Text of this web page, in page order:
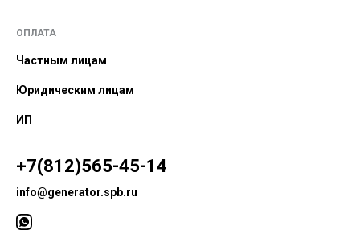
ОПЛАТА
Частным лицам
Юридическим лицам
ИП
+7(812)565-45-14
info@generator.spb.ru